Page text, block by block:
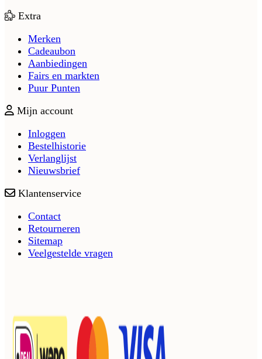
Extra
Merken
Cadeaubon
Aanbiedingen
Fairs en markten
Puur Punten
Mijn account
Inloggen
Bestelhistorie
Verlanglijst
Nieuwsbrief
Klantenservice
Contact
Retourneren
Sitemap
Veelgestelde vragen